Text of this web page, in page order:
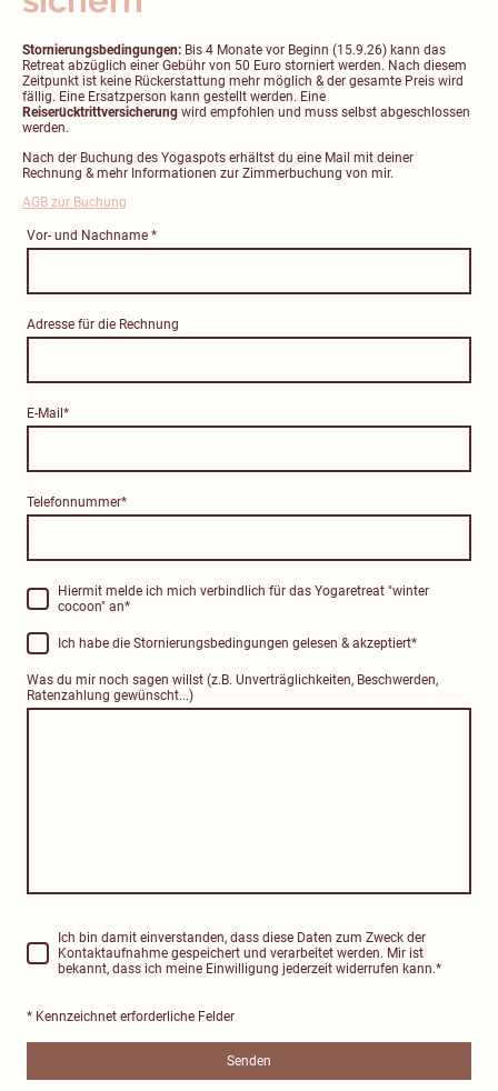
Stornierungsbedingungen: Bis 4 Monate vor Beginn (15.9.26) kann das
Retreat abzüglich einer Gebühr von 50 Euro storniert werden. Nach diesem
Zeitpunkt ist keine Rückerstattung mehr möglich & der gesamte Preis wird
fällig. Eine Ersatzperson kann gestellt werden. Eine
Reiserücktrittversicherung wird empfohlen und muss selbst abgeschlossen
werden.
Nach der Buchung des Yogaspots erhältst du eine Mail mit deiner
Rechnung & mehr Informationen zur Zimmerbuchung von mir.
AGB zur Buchung
Vor- und Nachname *
Adresse für die Rechnung
E-Mail *
Telefonnummer*
Hiermit melde ich mich verbindlich für das Yogaretreat "winter
cocoon" an*
Ich habe die Stornierungsbedingungen gelesen & akzeptiert*
Was du mir noch sagen willst (z.B. Unverträglichkeiten, Beschwerden,
Ratenzahlung gewünscht...)
Ich bin damit einverstanden, dass diese Daten zum Zweck der
Kontaktaufnahme gespeichert und verarbeitet werden. Mir ist
bekannt, dass ich meine Einwilligung jederzeit widerrufen kann.*
* Kennzeichnet erforderliche Felder
Senden